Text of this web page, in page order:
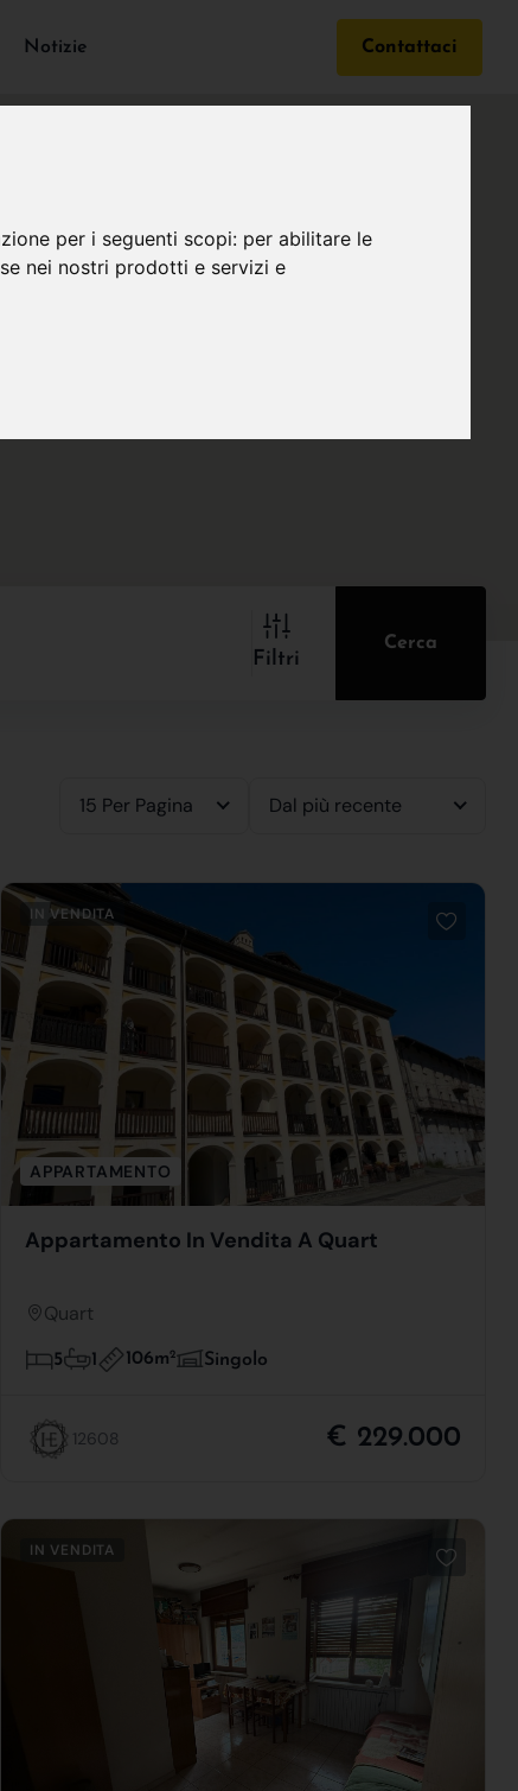
per i seguenti scopi: per abilitare le
nei nostri prodotti e servizi e
Notizie Contattaci
Filtri
Cerca
15 Per Pagina Dal più recente
IN VENDITA
APPARTAMENTO
Appartamento In Vendita A Quart
Quart
5 1 106m2 Singolo
12608 € 229.000
IN VENDITA